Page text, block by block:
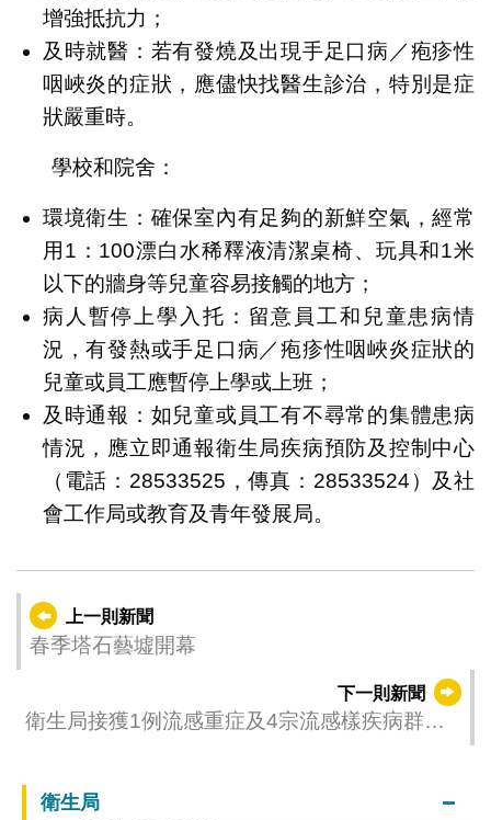
增強抵抗力；
及時就醫：若有發燒及出現手足口病／疱疹性
咽峽炎的症狀，應儘快找醫生診治，特別是症
狀嚴重時。
學校和院舍：
環境衛生：確保室內有足夠的新鮮空氣，經常
用1：100漂白水稀釋液清潔桌椅、玩具和1米
以下的牆身等兒童容易接觸的地方；
病人暫停上學入托：留意員工和兒童患病情
況，有發熱或手足口病／疱疹性咽峽炎症狀的
兒童或員工應暫停上學或上班；
及時通報：如兒童或員工有不尋常的集體患病
情況，應立即通報衛生局疾病預防及控制中心
（電話：28533525，傳真：28533524）及社
會工作局或教育及青年發展局。
上一則新聞
春季塔石藝墟開幕
下一則新聞
衛生局接獲1例流感重症及4宗流感樣疾病群集
衛生局